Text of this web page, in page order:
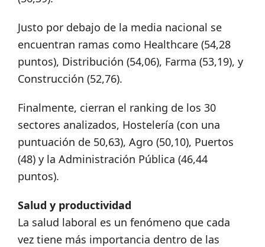
Justo por debajo de la media nacional se
encuentran ramas como Healthcare (54,28
puntos), Distribución (54,06), Farma (53,19), y
Construcción (52,76).
Finalmente, cierran el ranking de los 30
sectores analizados, Hostelería (con una
puntuación de 50,63), Agro (50,10), Puertos
(48) y la Administración Pública (46,44
puntos).
Salud y productividad
La salud laboral es un fenómeno que cada
vez tiene más importancia dentro de las